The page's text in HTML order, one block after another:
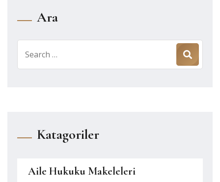
Ara
for:
Katagoriler
Aile Hukuku Makeleleri